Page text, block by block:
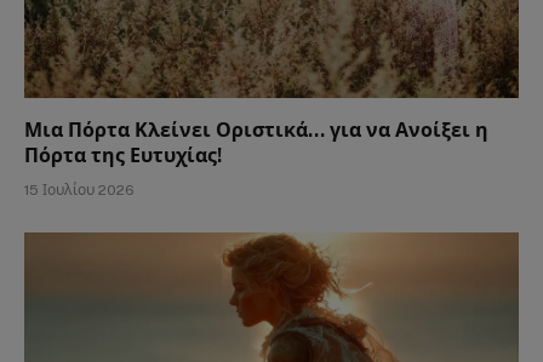
Μια Πόρτα Κλείνει Οριστικά… για να Ανοίξει η
Πόρτα της Ευτυχίας!
15 Ιουλίου 2026